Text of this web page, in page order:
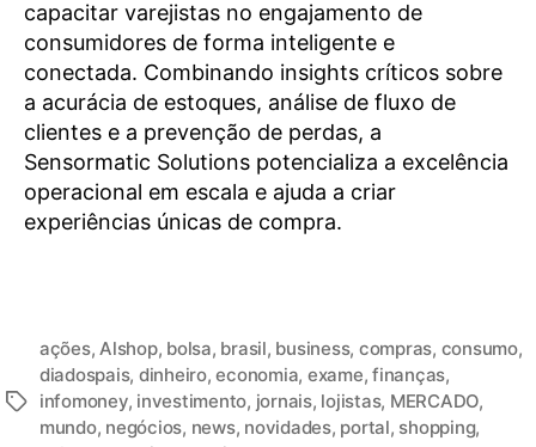
capacitar varejistas no engajamento de
consumidores de forma inteligente e
conectada. Combinando insights críticos sobre
a acurácia de estoques, análise de fluxo de
clientes e a prevenção de perdas, a
Sensormatic Solutions potencializa a excelência
operacional em escala e ajuda a criar
experiências únicas de compra.
ações,Alshop, bolsa, brasil, business, compras, consumo,
diadospais, dinheiro,economia, exame,finanças,
infomoney, investimento, jornais, lojistas, MERCADO,
mundo, negócios, news, novidades, portal, shopping,